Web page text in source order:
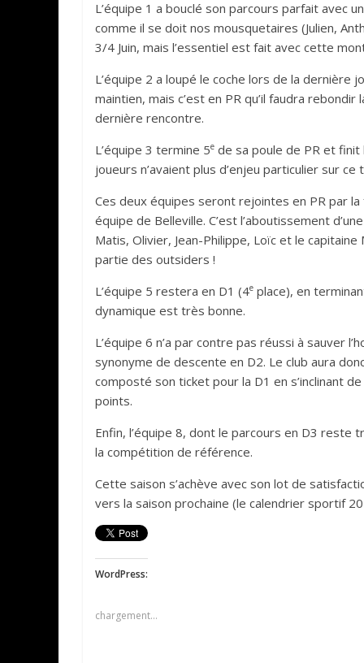
L’équipe 1 a bouclé son parcours parfait avec
comme il se doit nos mousquetaires (Julien,
3/4 Juin, mais l’essentiel est fait avec cette
L’équipe 2 a loupé le coche lors de la dernière
maintien, mais c’est en PR qu’il faudra
dernière rencontre.
L’équipe 3 termine 5e de sa poule de PR et
joueurs n’avaient plus d’enjeu particulier sur ce
Ces deux équipes seront rejointes en PR par
équipe de Belleville. C’est l’aboutissement
Matis, Olivier, Jean-Philippe, Loïc et le
partie des outsiders !
L’équipe 5 restera en D1 (4e place), en
dynamique est très bonne.
L’équipe 6 n’a par contre pas réussi à sauver
synonyme de descente en D2. Le club aura
composté son ticket pour la D1 en s’inclinant
points.
Enfin, l’équipe 8, dont le parcours en D3
la compétition de référence.
Cette saison s’achève avec son lot de
vers la saison prochaine (le calendrier sportif
WordPress:
chargement…